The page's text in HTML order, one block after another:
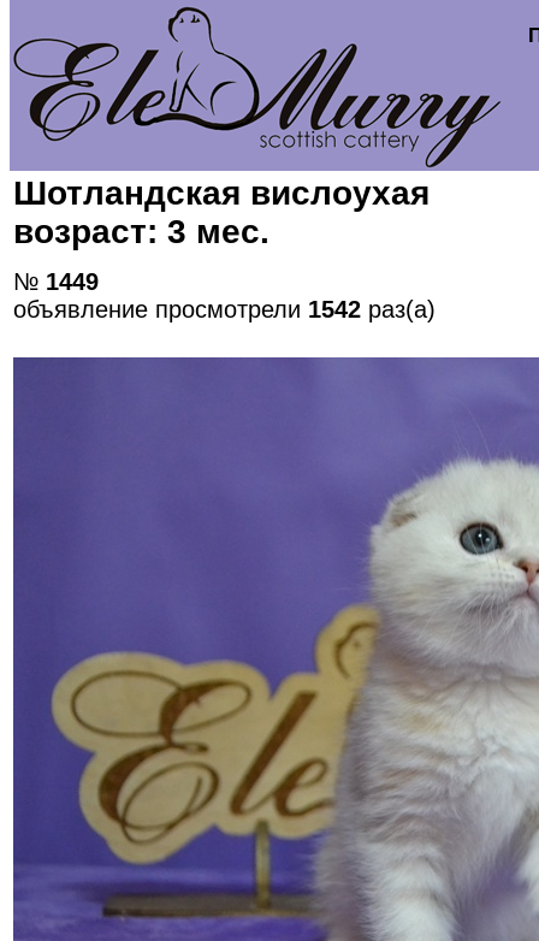
Шотландская вислоухая
возраст: 3 мес.
№ 1449
объявление просмотрели 1542 раз(а)